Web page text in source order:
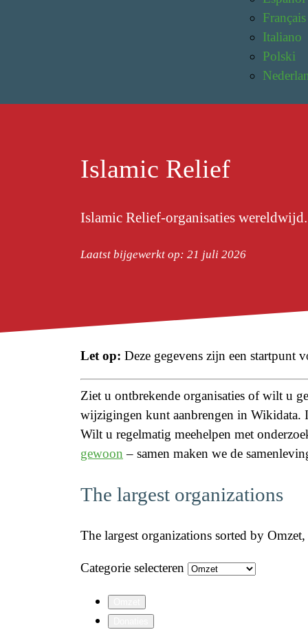
Français
Italiano
Polski
Islamic Relief
Islamic Relief-organisaties wereldwijd.
Laatst bijgewerkt op: 21 juli 2026
Let op: Deze gegevens zijn een startpunt
Ziet u ontbrekende organisaties of wilt u
wijzigingen kunt aanbrengen in Wikidata.
Wilt u regelmatig meehelpen met
gewoon – samen maken we de
The largest organizations
The largest organizations sorted by
Categorie selecteren